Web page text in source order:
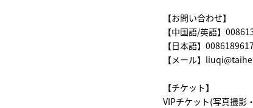
【お問い合わせ】
【中国語/英語】
【日本語】
【メール】
【チケット】
VIPチケット(写真撮影